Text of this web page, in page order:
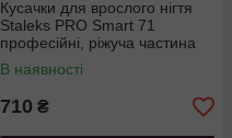
Кусачки для врослого нігтя
Staleks PRO Smart 71
професійні, ріжуча частина
14 мм
В наявності
710 ₴